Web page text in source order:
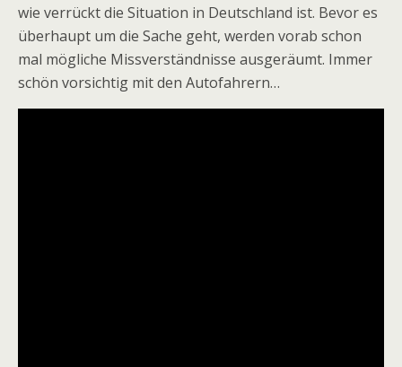
wie verrückt die Situation in Deutschland ist. Bevor es
überhaupt um die Sache geht, werden vorab schon
mal mögliche Missverständnisse ausgeräumt. Immer
schön vorsichtig mit den Autofahrern…